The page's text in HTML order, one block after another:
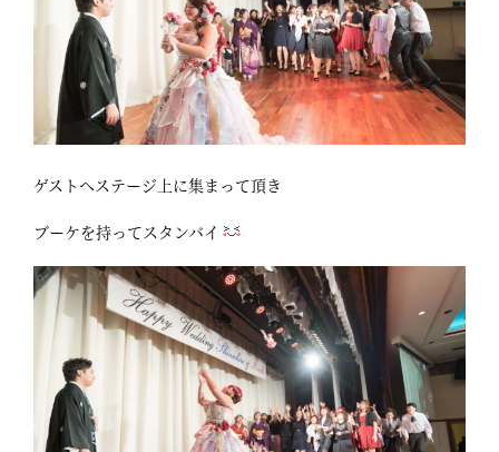
ゲストへステージ上に集まって頂き
ブーケを持ってスタンバイ